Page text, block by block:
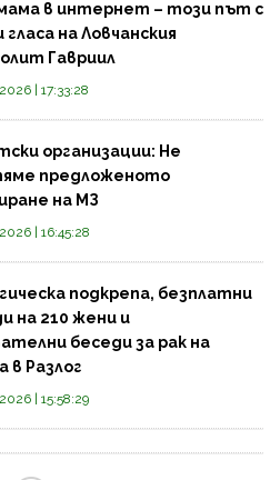
в интернет – този път с
гласа на Ловчанския
Гавриил
| 17:33:28
организации: Не
предложеното
на МЗ
| 16:45:28
подкрепа, безплатни
на 210 жени и
беседи за рак на
в Разлог
| 15:58:29